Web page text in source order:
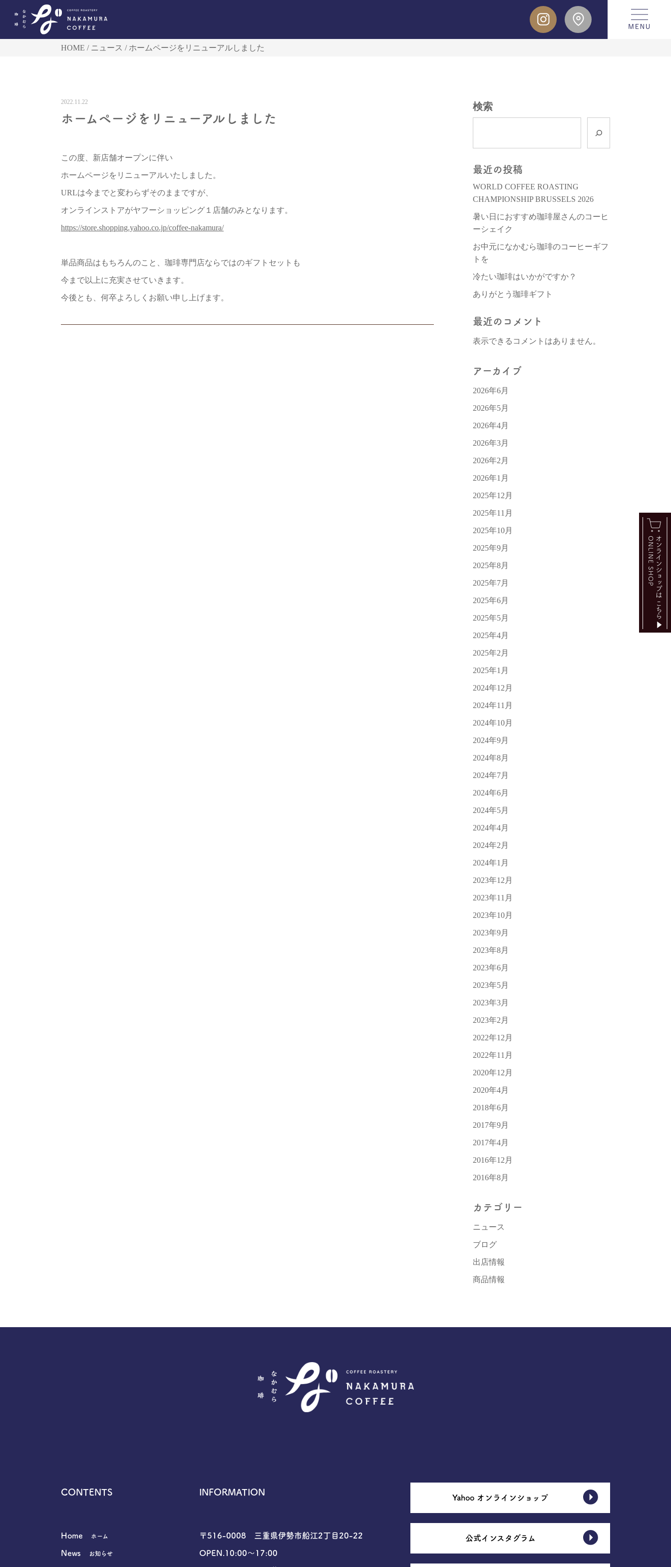
HOME ニュース ホームページをリニューアルしました
2022.11.22
ホームページをリニューアルしました
この度、新店舗オープンに伴い
ホームページをリニューアルいたしました。
URLは今までと変わらずそのままですが、
オンラインストアがヤフーショッピング１店舗のみとなります。
https://store.shopping.yahoo.co.jp/coffee-nakamura/
単品商品はもちろんのこと、珈琲専門店ならではのギフトセットも
今まで以上に充実させていきます。
今後とも、何卒よろしくお願い申し上げます。
検索
最近の投稿
WORLD COFFEE ROASTING
CHAMPIONSHIP BRUSSELS 2026
暑い日におすすめ珈琲屋さんのコーヒ
ーシェイク
お中元になかむら珈琲のコーヒーギフ
トを
冷たい珈琲はいかがですか？
ありがとう珈琲ギフト
最近のコメント
表示できるコメントはありません。
アーカイブ
2026年6月
2026年5月
2026年4月
2026年3月
2026年2月
2026年1月
2025年12月
2025年11月
2025年10月
2025年9月
2025年8月
2025年7月
2025年6月
2025年5月
2025年4月
2025年2月
2025年1月
2024年12月
2024年11月
2024年10月
2024年9月
2024年8月
2024年7月
2024年6月
2024年5月
2024年4月
2024年2月
2024年1月
2023年12月
2023年11月
2023年10月
2023年9月
2023年8月
2023年6月
2023年5月
2023年3月
2023年2月
2022年12月
2022年11月
2020年12月
2020年4月
2018年6月
2017年9月
2017年4月
2016年12月
2016年8月
カテゴリー
ニュース
ブログ
出店情報
商品情報
CONTENTS
Home ホーム
News お知らせ
INFORMATION
〒516-0008 三重県伊勢市船江2丁目20-22
OPEN.10:00〜17:00
Yahoo オンラインショップ
公式インスタグラム